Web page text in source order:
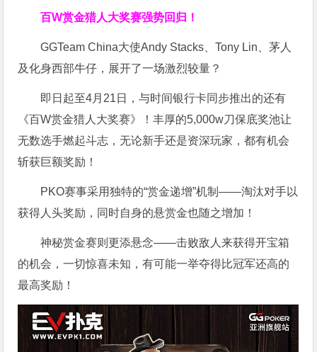
百W赏金猎人大奖赛强势回归！
GGTeam China大使Andy Stacks、Tony Lin、茅人
及化身西部牛仔，展开了一场激烈较量？
即日起至4月21日，与时间银行卡同步推出的还有
《百W赏金猎人大奖赛》！丰厚的5,000w刀保底奖池让
无数选手燃起斗志，无论新手还是资深玩家，都有机会
斩获巨额奖励！
PKO赛事采用独特的“赏金递增”机制——淘汰对手以
获得人头奖励，同时自身的悬赏金也随之增加！
神秘赏金赛则更添悬念——击败敌人来获得开宝箱
的机会，一切惊喜未知，有可能一举夺得比冠军还高的
最高奖励！